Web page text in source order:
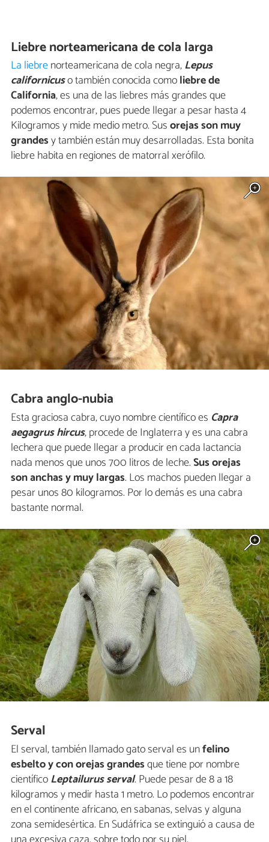
Liebre norteamericana de cola larga
La liebrenorteamericana de cola negra,Lepus
californicuso también conocida comoliebre de
California, es una de las liebres más grandes que
podemos encontrar, pues puede llegar a pesar hasta 4
Kilogramos y mide medio metro. Susorejas son muy
grandesy también están muy desarrolladas. Esta bonita
liebre habita en regiones de matorral xerófilo.
Cabra anglo-nubia
Esta graciosa cabra, cuyo nombre científico es Capra
aegagrus hircus, procede de Inglaterra y es una cabra
lechera que puede llegar a producir en cada lactancia
nada menos que unos 700 litros de leche.Sus orejas
son anchas y muy largas. Los machos pueden llegar a
pesar unos 80 kilogramos. Por lo demás es una cabra
bastante normal.
Serval
El serval, también llamado gato serval es unfelino
esbelto y con orejas grandesque tiene por nombre
científicoLeptailurus serval. Puede pesar de 8 a 18
kilogramos y medir hasta 1 metro. Lo podemos encontrar
en el continente africano, en sabanas, selvas y alguna
zona semidesértica. En Sudáfrica se extinguió a causa de